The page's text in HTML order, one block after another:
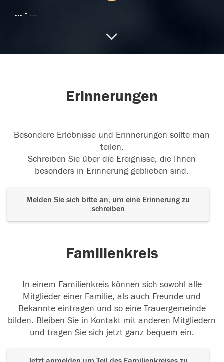
... ...
Erinnerungen
Besondere Erlebnisse und Erinnerungen sollte man
teilen.
Schreiben Sie über die Ereignisse, die Ihnen
besonders in Erinnerung geblieben sind.
Melden Sie sich bitte an, um eine Erinnerung zu
schreiben
Familienkreis
In einem Familienkreis können sich sowohl alle
Mitglieder einer Familie, als auch Freunde und
Bekannte eintragen und so eine Trauergemeinde
bilden. Bleiben Sie in Kontakt mit anderen Mitgliedern
und tragen Sie sich jetzt ganz bequem ein.